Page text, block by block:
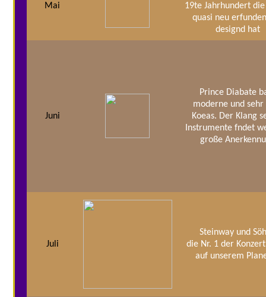
Mai
19te Jahrhundert
quasi neu
designd hat
Juni
Prince Diabate
moderne und sehr
Koeas. Der Klang
Instrumente fndet
große
Juli
Steinway und
die Nr. 1 der
auf unserem